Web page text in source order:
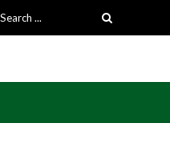
Search
for: